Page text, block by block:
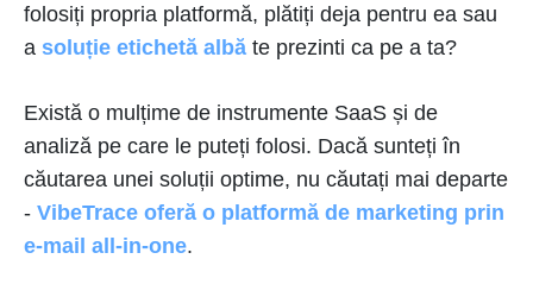
folosiți propria platformă, plătiți deja pentru ea sau
a soluție etichetă albă te prezinti ca pe a ta?
Există o mulțime de instrumente SaaS și de
analiză pe care le puteți folosi. Dacă sunteți în
căutarea unei soluții optime, nu căutați mai departe
- VibeTrace oferă o platformă de marketing prin
e-mail all-in-one.